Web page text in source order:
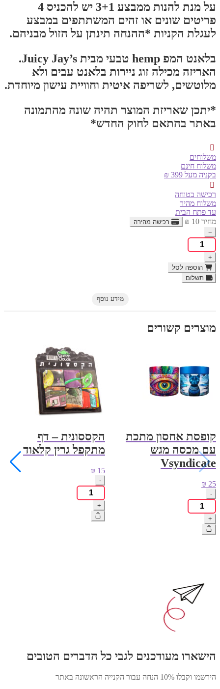
על מנת להנות ממבצע 3+1 יש להכניס 4
פריטים שונים או זהים המשתתפים במבצע
לעגלת הקניות *ההנחה תינתן על הזול מבניהם.
בלאנט המפ hemp טבעי מבית Juicy Jay’s.
האריזה מכילה זוג ניירות בלאנט עבים ולא
מלוטשים, לשריפה איטית וחוויית עישון מיוחדת.
*יתכן שאריזת המוצר תהיה שונה מהתמונה
באתר בהתאם לחוק החדש*
משלוחים
משלוח חינם
בקניה מעל 399 ₪
רכישה בטוחה
משלוח מהיר
עד פתח הבית
מחיר
₪ 10
רכישה מהירה
−
כמות
של
זוג
בלאנטים
המפ
בטעם
+
הוספה לסל
תשלום
מידע נוסף
מוצרים קשורים
קופסת אחסון מתכת
עם מכסה מגש
Vsyndicate
₪ 25
-
כמות
של
קופסת
אחסון
+
הקססונית – דף
מתקפל גרין קלאוד
₪ 15
-
כמות
של
הקססונית
+
הישארו מעודכנים לגבי כל הדברים הטובים
הירשמו וקבלו 10% הנחה עבור הקנייה הראשונה באתר